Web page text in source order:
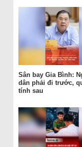
Sân bay Gia Bình:
dân phải đi trước,
tính sau